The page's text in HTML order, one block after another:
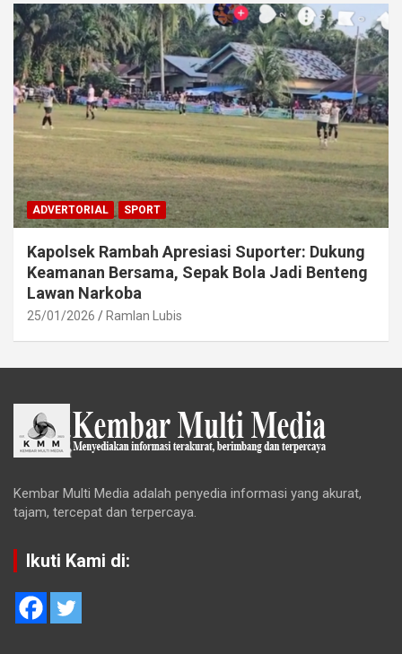
ADVERTORIAL SPORT
Kapolsek Rambah Apresiasi Suporter: Dukung
Keamanan Bersama, Sepak Bola Jadi Benteng
Lawan Narkoba
25/01/2026 Ramlan Lubis
Kembar Multi Media adalah penyedia informasi yang akurat,
tajam, tercepat dan terpercaya.
Ikuti Kami di: